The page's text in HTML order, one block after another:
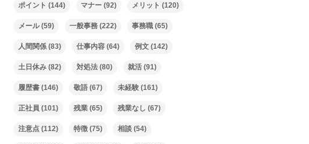
ポイント (144) マナー (92) メリット (120)
メール(59) 一般事務 (222) 事務職 (65)
人間関係 (83) 仕事内容 (64) 例文 (142)
土日休み (82) 対処法 (80) 就活 (91)
履歴書 (146) 敬語 (67) 未経験 (161)
正社員 (101) 残業 (65) 残業なし (67)
注意点 (112) 特徴 (75) 相談 (54)